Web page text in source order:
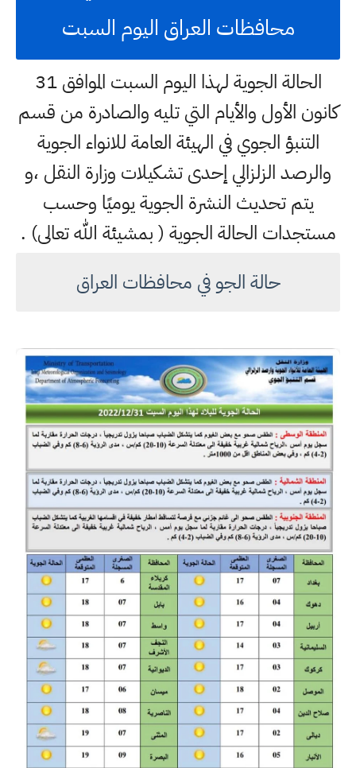
محافظات العراق اليوم السبت
الحالة الجوية لهذا اليوم السبت الموافق 31
كانون الأول والأيام التي تليه والصادرة من قسم
التنبؤ الجوي في الهيئة العامة للانواء الجوية
والرصد الزلزالي إحدى تشكيلات وزارة النقل ،و
يتم تحديث النشرة الجوية يوميًا وحسب
مستجدات الحالة الجوية ( بمشيئة الله تعالى) .
حالة الجو في محافظات العراق